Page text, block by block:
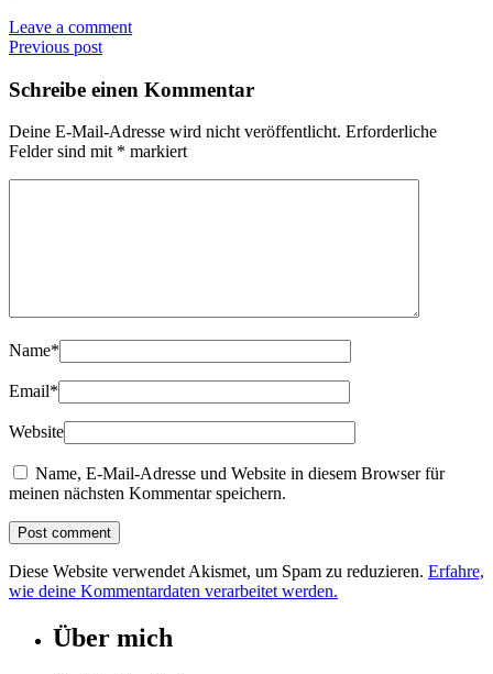
Leave a comment
Previous post
Schreibe einen Kommentar
Deine E-Mail-Adresse wird nicht veröffentlicht. Erforderliche
Felder sind mit * markiert
Name*
Email*
Website
Name, E-Mail-Adresse und Website in diesem Browser für
meinen nächsten Kommentar speichern.
Diese Website verwendet Akismet, um Spam zu reduzieren. Erfahre,
wie deine Kommentardaten verarbeitet werden.
Über mich